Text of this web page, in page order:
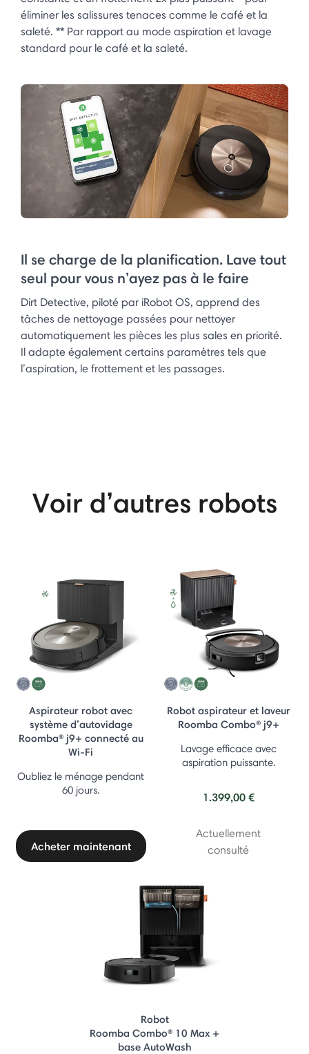
éliminer les salissures tenaces comme le café et la
saleté. ** Par rapport au mode aspiration et lavage
standard pour le café et la saleté.
Il se charge de la planification. Lave tout
seul pour vous n’ayez pas à le faire
Dirt Detective, piloté par iRobot OS, apprend des
tâches de nettoyage passées pour nettoyer
automatiquement les pièces les plus sales en priorité.
Il adapte également certains paramètres tels que
l’aspiration, le frottement et les passages.
Voir d’autres robots
Aspirateur robot avec
système d’autovidage
Roomba® j9+ connecté au
Wi-Fi
Oubliez le ménage pendant
60 jours.
Acheter maintenant
Robot aspirateur et laveur
Roomba Combo® j9+
Lavage efficace avec
aspiration puissante.
1.399,00 €
Actuellement
consulté
Robot
Roomba Combo® 10 Max +
base AutoWash